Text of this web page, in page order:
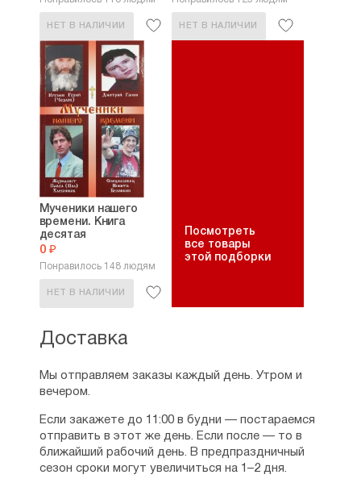
НЕТ В НАЛИЧИИ НЕТ В НАЛИЧИИ
Мученики нашего
времени. Книга
десятая
0 ₽
Понравилось 148 людям
НЕТ В НАЛИЧИИ
Посмотреть
все товары
этой подборки
Доставка
Мы отправляем заказы каждый день. Утром и
вечером.
Если закажете до 11:00 в будни — постараемся
отправить в этот же день. Если после — то в
ближайший рабочий день. В предпраздничный
сезон сроки могут увеличиться на 1–2 дня.